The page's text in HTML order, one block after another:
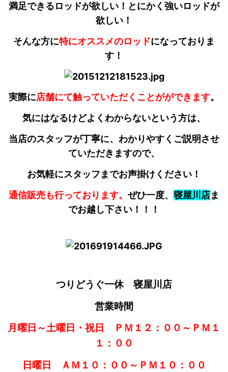
満足できるロッドが欲しい！とにかく強いロッドが
欲しい！
そんな方に特にオススメのロッドになっておりま
す！
実際に店舗にて触っていただくことがができます。
気にはなるけどよくわからないという方は、
当店のスタッフが丁寧に、わかりやすくご説明させ
ていただきますので、
お気軽にスタッフまでお声掛けください！
通信販売も行っております。 ぜひ一度、寝屋川店ま
でお越し下さい！！！
つりどうぐ一休 寝屋川店
営業時間
月曜日～土曜日・祝日 ＰＭ１２：００～ＰＭ１
１：００
日曜日 ＡＭ１０：００～ＰＭ１０：００